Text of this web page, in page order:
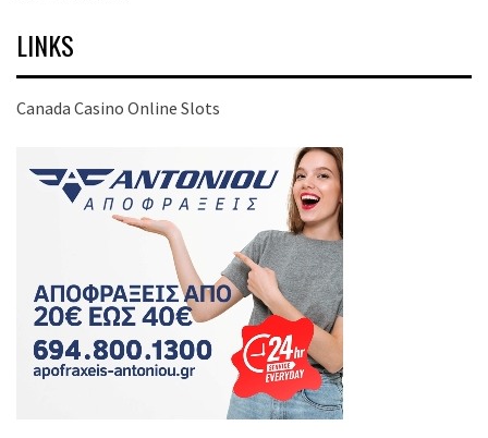
LINKS
Canada Casino Online Slots